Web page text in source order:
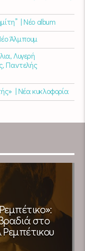
| Νέο album
Άλμπουμ
Λυγερή
Παντελής
| Νέα κυκλοφορία
στο